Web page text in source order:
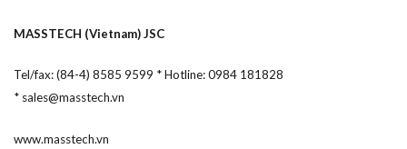
MASSTECH (Vietnam) JSC
Tel/fax: (84-4) 8585 9599 * Hotline: 0984 181828
* sales@masstech.vn
www.masstech.vn